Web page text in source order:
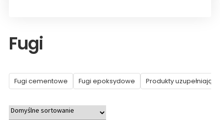
Fugi
Fugi cementowe Fugi epoksydowe Produkty